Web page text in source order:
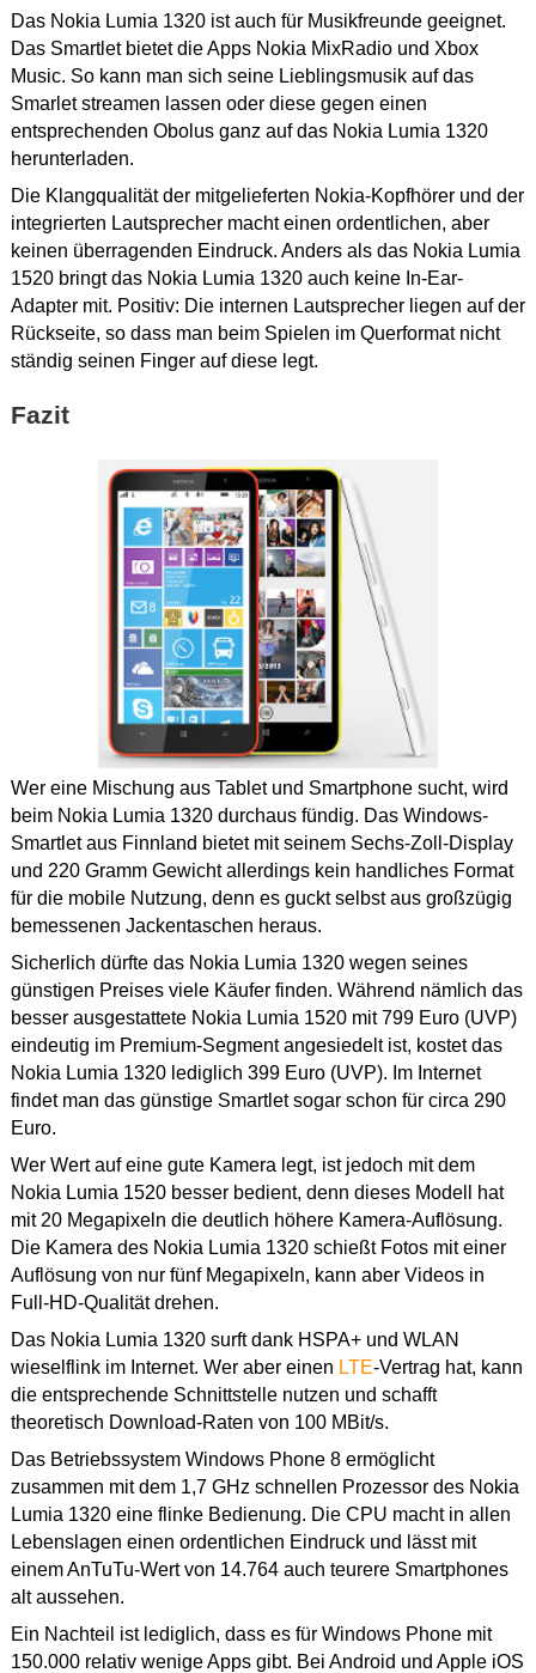
Das Nokia Lumia 1320 ist auch für Musikfreunde geeignet.
Das Smartlet bietet die Apps Nokia MixRadio und Xbox
Music. So kann man sich seine Lieblingsmusik auf das
Smarlet streamen lassen oder diese gegen einen
entsprechenden Obolus ganz auf das Nokia Lumia 1320
herunterladen.
Die Klangqualität der mitgelieferten Nokia-Kopfhörer und der
integrierten Lautsprecher macht einen ordentlichen, aber
keinen überragenden Eindruck. Anders als das Nokia Lumia
1520 bringt das Nokia Lumia 1320 auch keine In-Ear-
Adapter mit. Positiv: Die internen Lautsprecher liegen auf der
Rückseite, so dass man beim Spielen im Querformat nicht
ständig seinen Finger auf diese legt.
Fazit
Wer eine Mischung aus Tablet und Smartphone sucht, wird
beim Nokia Lumia 1320 durchaus fündig. Das Windows-
Smartlet aus Finnland bietet mit seinem Sechs-Zoll-Display
und 220 Gramm Gewicht allerdings kein handliches Format
für die mobile Nutzung, denn es guckt selbst aus großzügig
bemessenen Jackentaschen heraus.
Sicherlich dürfte das Nokia Lumia 1320 wegen seines
günstigen Preises viele Käufer finden. Während nämlich das
besser ausgestattete Nokia Lumia 1520 mit 799 Euro (UVP)
eindeutig im Premium-Segment angesiedelt ist, kostet das
Nokia Lumia 1320 lediglich 399 Euro (UVP). Im Internet
findet man das günstige Smartlet sogar schon für circa 290
Euro.
Wer Wert auf eine gute Kamera legt, ist jedoch mit dem
Nokia Lumia 1520 besser bedient, denn dieses Modell hat
mit 20 Megapixeln die deutlich höhere Kamera-Auflösung.
Die Kamera des Nokia Lumia 1320 schießt Fotos mit einer
Auflösung von nur fünf Megapixeln, kann aber Videos in
Full-HD-Qualität drehen.
Das Nokia Lumia 1320 surft dank HSPA+ und WLAN
wieselflink im Internet. Wer aber einen LTE-Vertrag hat, kann
die entsprechende Schnittstelle nutzen und schafft
theoretisch Download-Raten von 100 MBit/s.
Das Betriebssystem Windows Phone 8 ermöglicht
zusammen mit dem 1,7 GHz schnellen Prozessor des Nokia
Lumia 1320 eine flinke Bedienung. Die CPU macht in allen
Lebenslagen einen ordentlichen Eindruck und lässt mit
einem AnTuTu-Wert von 14.764 auch teurere Smartphones
alt aussehen.
Ein Nachteil ist lediglich, dass es für Windows Phone mit
150.000 relativ wenige Apps gibt. Bei Android und Apple iOS